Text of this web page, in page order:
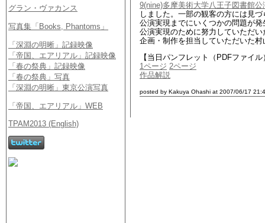
9(nine)多摩美術大学八王子図書館公
しました。一部の観客の方には見
公演実現までにいくつかの問題が
公演実現のために努力していただ
企画・制作を担当していただいた
【当日パンフレット（PDFファイル
1ページ 2ページ
作品解説
posted by Kakuya Ohashi at 2007/06/17